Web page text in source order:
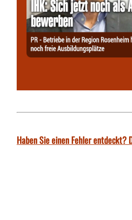
Haben Sie einen Fehler entdeckt?